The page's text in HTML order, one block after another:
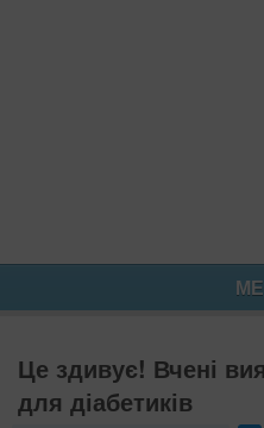
Це здивує! Вчені
для діабетиків